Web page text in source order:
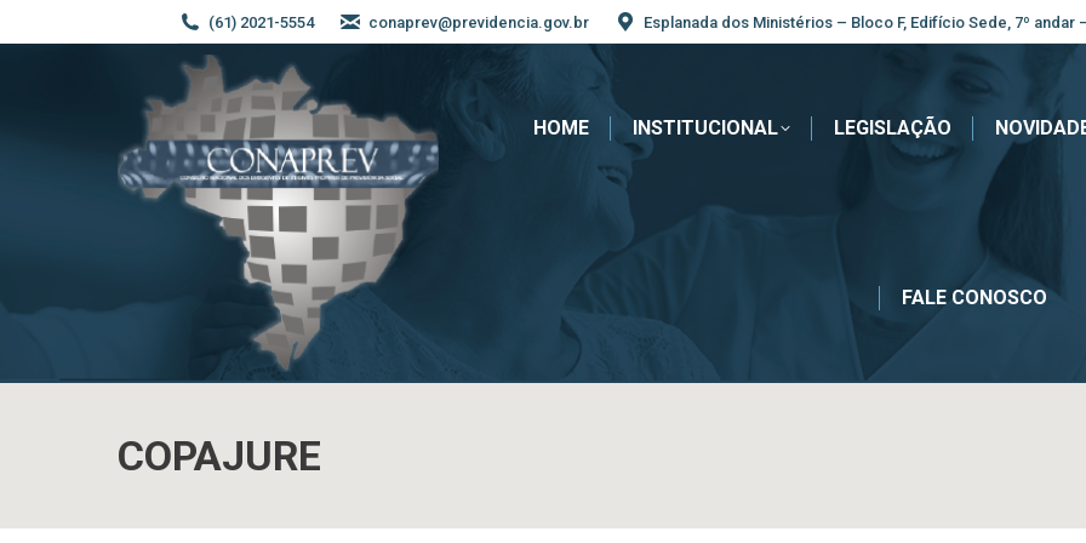
(61) 2021-5554 conaprev@previdencia.gov.br Esplanada dos Ministérios – Bloco F, Edifício Sede, 7º andar
HOME INSTITUCIONAL LEGISLAÇÃO
FALE CONOSCO
COPAJURE